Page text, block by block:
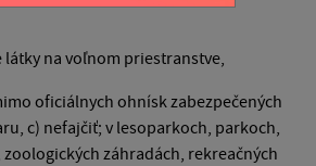
na voľnom priestranstve,
oficiálnych ohnísk zabezpečených
c) nefajčiť; v lesoparkoch, parkoch,
záhradách, rekreačných